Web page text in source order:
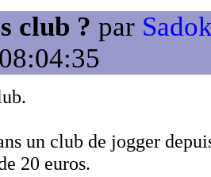
club ? par
un club de jogger
20 euros.